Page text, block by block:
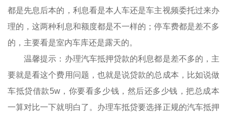
都是先息后本的，利息看是本人车还是车主视频委托过来办
理的，这两种利息和额度都是不一样的；停车费都是差不多
的，主要看是室内车库还是露天的。
温馨提示：办理汽车抵押贷款的利息都是差不多的，主
要就是看这个费用问题，也就是说贷款的总成本，比如说做
车抵贷借款5w，你要看多少钱，然后还多少钱，把总成本
一算对比一下就明白了。办理车抵贷要选择正规的汽车抵押